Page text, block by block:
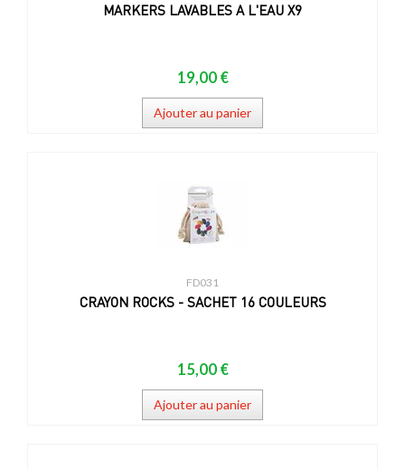
MARKERS LAVABLES A L'EAU X9
19,00 €
Ajouter au panier
FD031
CRAYON ROCKS - SACHET 16 COULEURS
15,00 €
Ajouter au panier